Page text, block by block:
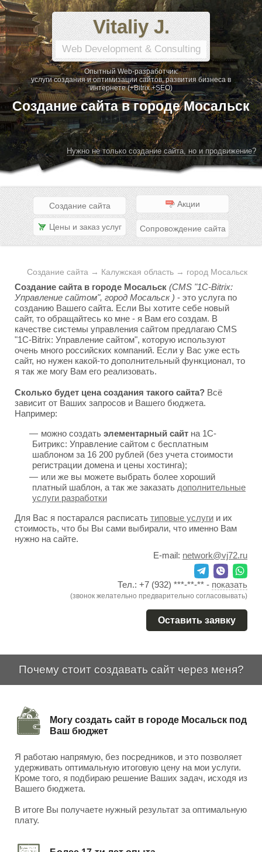
Vitaliy J.
Web Development & Consulting
Опытный Web-разработчик:
услуги создания и оптимизации сайтов, развития бизнеса в
интернете (+Bitrix +SEO)
Создание сайта в городе Мосальск
Нужно не только создание сайта, но и продвижение?
Создание сайта Акции
Цены и заказ услуг Сопровождение сайта
Создание сайта → Калужская область → город Мосальск
Создание сайта в городе Мосальск (CMS "1C-Bitrix:
Управление сайтом", город Мосальск ) - это услуга по
созданию Вашего сайта. Если Вы хотите себе новый
сайт, то обращайтесь ко мне - я Вам его создам. В
качестве системы управления сайтом предлагаю CMS
"1C-Bitrix: Управление сайтом", которую используют
очень много российских компаний. Если у Вас уже есть
сайт, но нужен какой-то дополнительный функционал, то
я так же могу Вам его реализовать.
Сколько будет цена создания такого сайта? Всё
зависит от Ваших запросов и Вашего бюджета.
Например:
можно создать элементарный сайт на 1С-
Битрикс: Управление сайтом с бесплатным
шаблоном за 16 200 рублей (без учета стоимости
регистрации домена и цены хостинга);
или же вы можете выбрать более хороший
платный шаблон, а так же заказать дополнительные
услуги разработки
Для Вас я постарался расписать типовые услуги и их
стоимость, что бы Вы сами выбирали, что именно Вам
нужно на сайте.
E-mail: network@vj72.ru
Тел.: +7 (932) ***-**-** - показать
(звонок желательно предварительно согласовывать)
Оставить заявку
Почему стоит создавать сайт через меня?
Могу создать сайт в городе Мосальск под
Ваш бюджет
Я работаю напрямую, без посредников, и это позволяет
удерживать оптимальную итоговую цену на мои услуги.
Кроме того, я подбираю решение Ваших задач, исходя из
Вашего бюджета.
В итоге Вы получаете нужный результат за оптимальную
плату.